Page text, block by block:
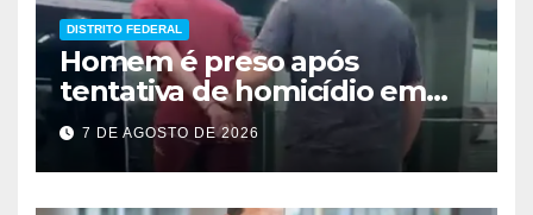
DISTRITO FEDERAL
Homem é preso após
tentativa de homicídio em
festa em São Sebastião
7 DE AGOSTO DE 2026